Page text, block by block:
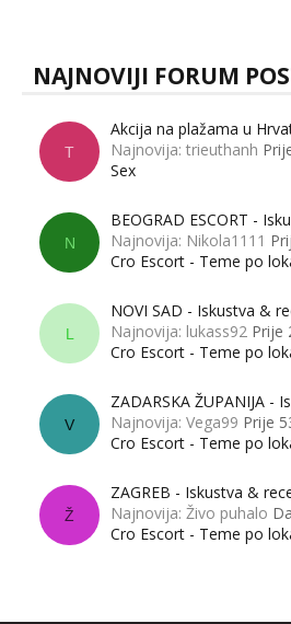
NAJNOVIJI FORUM
T
Akcija na plažama u
Najnovija: trieuthanh
Sex
N
BEOGRAD ESCORT -
Najnovija: Nikola1111
Cro Escort - Teme po
L
NOVI SAD - Iskustva &
Najnovija: lukass92 Prije
Cro Escort - Teme po
V
ZADARSKA ŽUPANIJA -
Najnovija: Vega99 Prije
Cro Escort - Teme po
Ž
ZAGREB - Iskustva &
Najnovija: Živo puhalo
Cro Escort - Teme po